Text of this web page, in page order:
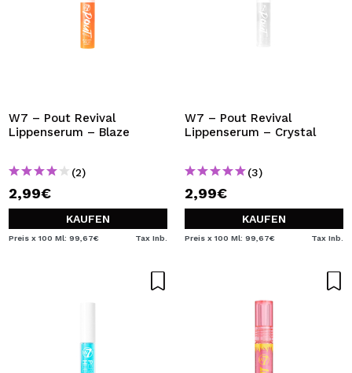
W7 – Pout Revival
Lippenserum – Blaze
(2)
2,99€
KAUFEN
Preis x 100 Ml: 99,67€ Tax Inb.
W7 – Pout Revival
Lippenserum – Crystal
(3)
2,99€
KAUFEN
Preis x 100 Ml: 99,67€ Tax Inb.